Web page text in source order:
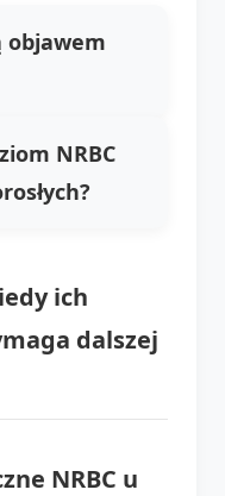
objawem
NRBC
ich
dalszej
NRBC u